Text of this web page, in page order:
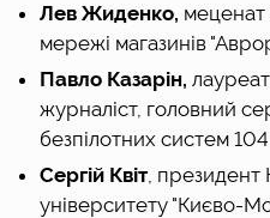
Лев Жиденко, меценат
мережі магазинів
Павло Казарін,
журналіст, головний
безпілотних систем
Сергій Квіт, президент
університету "Києво-